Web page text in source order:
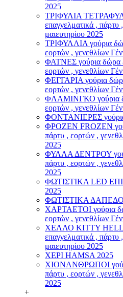
2025
ΤΡΙΦΥΛΙΑ
επαγγελματικά ,
μαιευτηρίου 2025
ΤΡΙΦΥΛΛΙΑ γούρια
εορτών , γενεθλίων
ΦΑΤΝΕΣ γούρια δώρα
εορτών , γενεθλίων
ΦΕΓΓΑΡΙΑ γούρια
εορτών , γενεθλίων
ΦΛΑΜΙΝΓΚΟ γούρια
εορτών , γενεθλίων
ΦΟΝΤΑΝΙΕΡΕΣ
ΦΡΟΖΕΝ FROZEN
πάρτυ , εορτών ,
2025
ΦΥΛΛΑ ΔΕΝΤΡΟΥ
πάρτυ , εορτών ,
2025
ΦΩΤΙΣΤΙΚΑ LED
2025
ΦΩΤΙΣΤΙΚΑ
ΧΑΡΤΑΕΤΟI γούρια
εορτών , γενεθλίων
ΧΕΛΛΟ ΚΙΤΤΥ
επαγγελματικά ,
μαιευτηρίου 2025
ΧΕΡΙ HAMSA 2025
ΧΙΟΝΑΝΘΡΩΠΟΙ
πάρτυ , εορτών ,
2025
+